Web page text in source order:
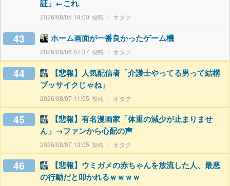
証」←これ
2026/08/05 19:00 オタク
43 ホーム画面が一番良かったゲーム機
2026/08/06 07:37 オタク
44
【悲報】人気配信者「介護士やってる男って結構
ブッサイクじゃね」
2026/08/07 11:05 オタク
45
【悲報】有名漫画家「体重の減少が止まりませ
ん」→ファンから心配の声
2026/08/07 13:05 オタク
46
【悲報】ウミガメの赤ちゃんを放流した人、最悪
の行動だと叩かれるｗｗｗｗ